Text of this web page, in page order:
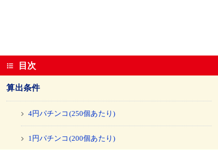
目次
算出条件
4円パチンコ(250個あたり)
1円パチンコ(200個あたり)